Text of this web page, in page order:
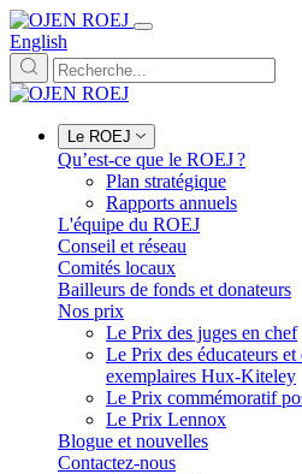
English
Le ROEJ
Qu’est-ce que le ROEJ ?
Plan stratégique
Rapports annuels
L'équipe du ROEJ
Conseil et réseau
Comités locaux
Bailleurs de fonds et donateurs
Nos prix
Le Prix des juges en chef
Le Prix des éducateurs
exemplaires Hux-Kiteley
Le Prix commémoratif
Le Prix Lennox
Blogue et nouvelles
Contactez-nous